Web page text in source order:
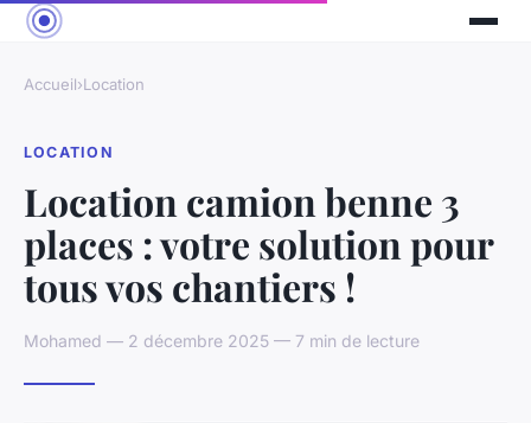
Accueil›Location
LOCATION
Location camion benne 3
places : votre solution pour
tous vos chantiers !
Mohamed — 2 décembre 2025 — 7 min de lecture